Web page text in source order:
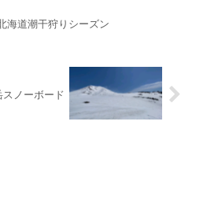
海道潮干狩りシーズン
ノーボード